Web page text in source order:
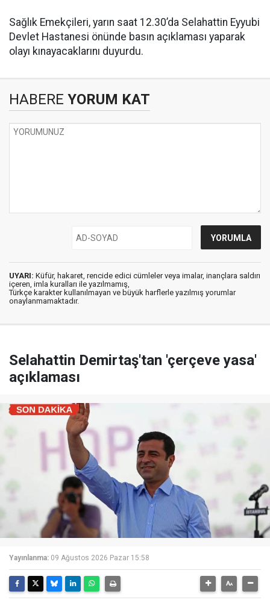
Sağlık Emekçileri, yarın saat 12.30’da Selahattin Eyyubi
Devlet Hastanesi önünde basın açıklaması yaparak
olayı kınayacaklarını duyurdu.
HABERE YORUM KAT
UYARI: Küfür, hakaret, rencide edici cümleler veya imalar, inançlara saldırı
içeren, imla kuralları ile yazılmamış,
Türkçe karakter kullanılmayan ve büyük harflerle yazılmış yorumlar
onaylanmamaktadır.
Selahattin Demirtaş'tan 'çerçeve yasa'
açıklaması
Yayınlanma: 09 Ağustos 2026 Pazar 15:58